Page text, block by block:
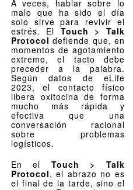
A veces, hablar sobre lo
malo que ha sido el día
solo sirve para revivir el
estrés. El Touch > Talk
Protocol defiende que, en
momentos de agotamiento
extremo, el tacto debe
preceder a la palabra.
Según datos de eLife
2023, el contacto físico
libera oxitocina de forma
mucho más rápida y
efectiva que una
conversación racional
sobre problemas
logísticos.
En el Touch > Talk
Protocol, el abrazo no es
el final de la tarde, sino el